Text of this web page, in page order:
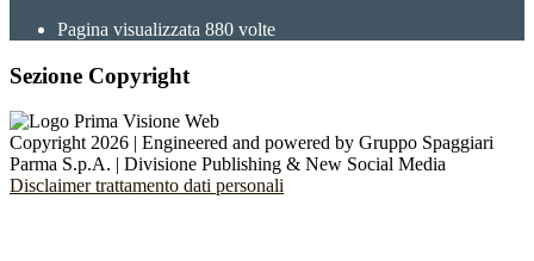
Pagina visualizzata 880 volte
Sezione Copyright
Copyright 2026 | Engineered and powered by Gruppo Spaggiari
Parma S.p.A. | Divisione Publishing & New Social Media
Disclaimer trattamento dati personali